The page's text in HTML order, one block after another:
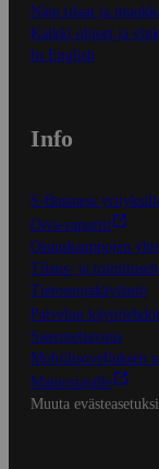
Näin tilaat ja
Kaikki ohjeet ja
In English
Info
S-Business
Oiva-raportit
Osuuskauppojen
Tilaus- ja
Tietosuojakäytäntö
Palvelun käyttöehdot
Saavutettavuus
Mobiilisovelluksen
Mainostajalle
Muuta